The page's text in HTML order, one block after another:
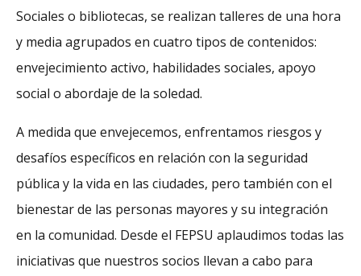
Sociales o bibliotecas, se realizan talleres de una hora
y media agrupados en cuatro tipos de contenidos:
envejecimiento activo, habilidades sociales, apoyo
social o abordaje de la soledad.
A medida que envejecemos, enfrentamos riesgos y
desafíos específicos en relación con la seguridad
pública y la vida en las ciudades, pero también con el
bienestar de las personas mayores y su integración
en la comunidad. Desde el FEPSU aplaudimos todas las
iniciativas que nuestros socios llevan a cabo para